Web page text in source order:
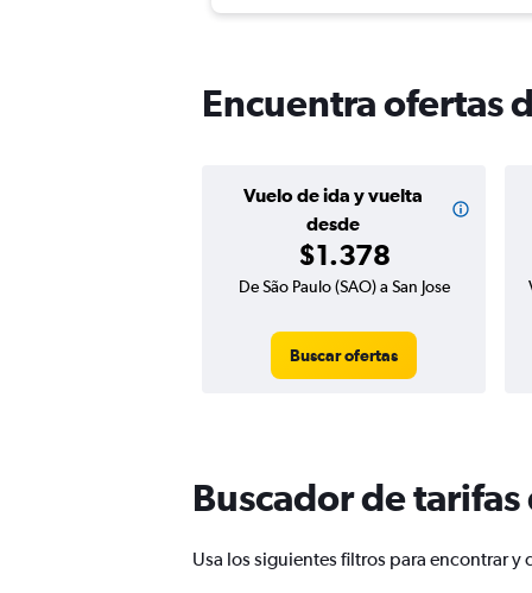
Encuentra ofertas
Vuelo de ida y vuelta
desde
$1.378
De São Paulo (SAO) a San Jose
Buscar ofertas
Buscador de
Usa los siguientes filtros para encontrar y